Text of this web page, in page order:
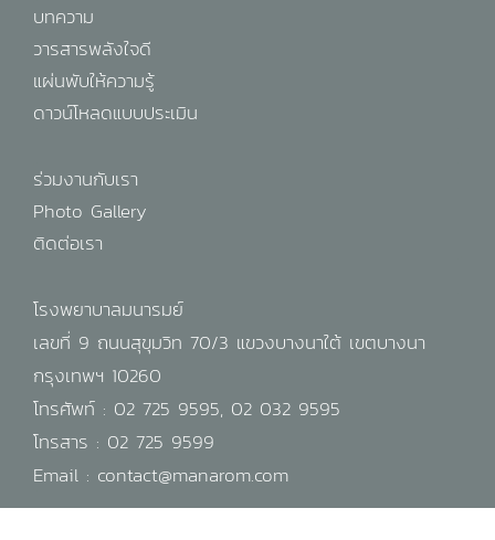
บทความ
วารสารพลังใจดี
แผ่นพับให้ความรู้
ดาวน์โหลดแบบประเมิน
ร่วมงานกับเรา
Photo Gallery
ติดต่อเรา
โรงพยาบาลมนารมย์
เลขที่ 9 ถนนสุขุมวิท 70/3 แขวงบางนาใต้ เขตบางนา
กรุงเทพฯ 10260
โทรศัพท์ : 02 725 9595, 02 032 9595
โทรสาร : 02 725 9599
Email : contact@manarom.com